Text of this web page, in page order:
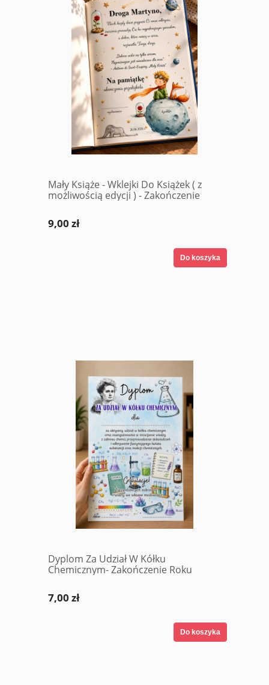
Mały Książe - Wklejki Do Książek ( z
możliwością edycji ) - Zakończenie
9,00 zł
Do koszyka
Dyplom Za Udział W Kółku
Chemicznym- Zakończenie Roku
7,00 zł
Do koszyka